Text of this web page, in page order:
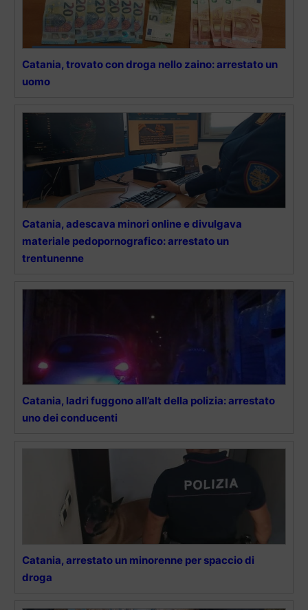
Catania, trovato con droga nello zaino: arrestato un
uomo
Catania, adescava minori online e divulgava
materiale pedopornografico: arrestato un
trentunenne
Catania, ladri fuggono all’alt della polizia: arrestato
uno dei conducenti
Catania, arrestato un minorenne per spaccio di
droga